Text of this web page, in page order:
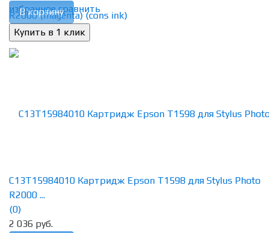
избранное сравнить
В корзину
C13T15984010 Картридж Epson T1598 для Stylus Photo
R2000 ...
(0)
2 036 руб.